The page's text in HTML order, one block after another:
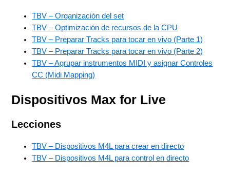
TBV – Organización del set
TBV – Optimización de recursos de la CPU
TBV – Preparar Tracks para tocar en vivo (Parte 1)
TBV – Preparar Tracks para tocar en vivo (Parte 2)
TBV – Agrupar instrumentos MIDI y asignar Controles
CC (Midi Mapping)
Dispositivos Max for Live
Lecciones
TBV – Dispositivos M4L para crear en directo
TBV – Dispositivos M4L para control en directo